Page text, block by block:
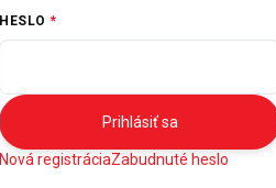
HESLO
Prihlásiť sa
Nová registráciaZabudnuté heslo